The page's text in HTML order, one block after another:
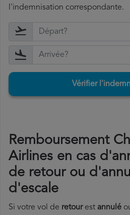
l'indemnisation correspondante.
Vérifier
Remboursement
Airlines en cas
de retour ou
d'escale
Si votre vol de retourest annulé